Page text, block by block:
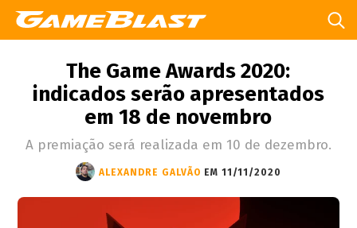
The Game Awards 2020:
indicados serão apresentados
em 18 de novembro
A premiação será realizada em 10 de dezembro.
ALEXANDRE GALVÃO EM 11/11/2020